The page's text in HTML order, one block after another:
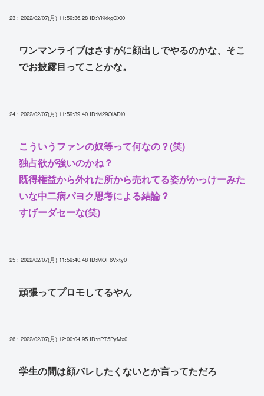
23 : 2022/02/07(月) 11:59:36.28 ID:YKkkgCXi0
ワンマンライブはさすがに顔出しでやるのかな、そこ
でお披露目ってことかな。
24 : 2022/02/07(月) 11:59:39.40 ID:M29OiADi0
こういうファンの奴等って何なの？(笑)
独占欲が強いのかね？
既得権益から外れた所から売れてる姿がかっけーみた
いな中二病パヨク思考による結論？
すげーダセーな(笑)
25 : 2022/02/07(月) 11:59:40.48 ID:MOF6Vxty0
頑張ってプロモしてるやん
26 : 2022/02/07(月) 12:00:04.95 ID:nPT5PyMx0
学生の間は顔バレしたくないとか言ってただろ